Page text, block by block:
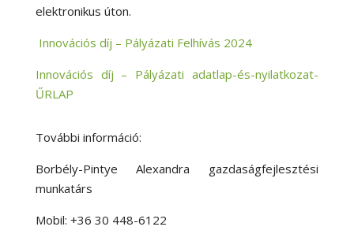
elektronikus úton.
Innovációs díj – Pályázati Felhívás 2024
Innovációs díj – Pályázati adatlap-és-nyilatkozat-
ŰRLAP
További információ:
Borbély-Pintye Alexandra gazdaságfejlesztési
munkatárs
Mobil: +36 30 448-6122